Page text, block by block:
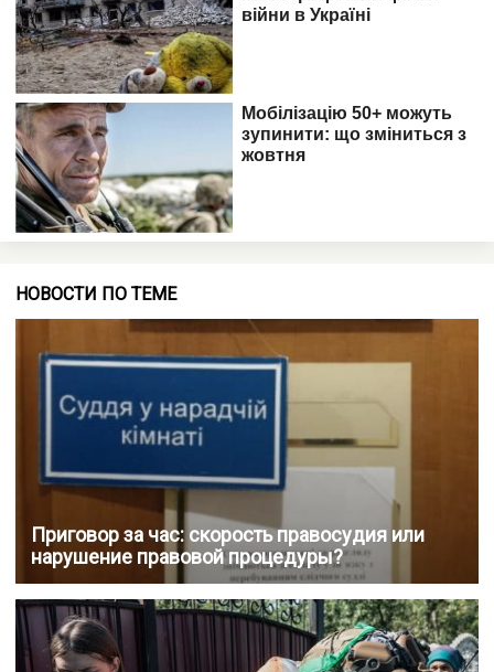
НОВОСТИ ПО ТЕМЕ
Приговор за час: скорость правосудия или
нарушение правовой процедуры?